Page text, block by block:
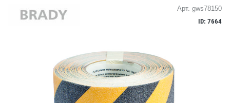
Арт. gws78150
ID: 7664